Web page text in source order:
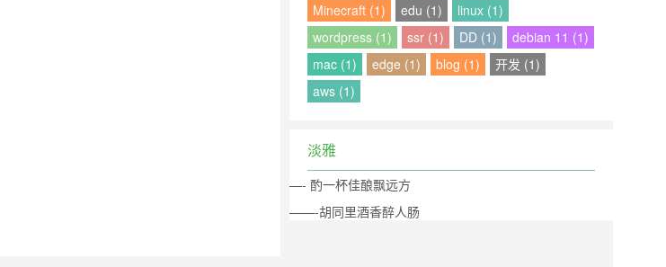
Minecraft (1)
edu (1)
linux (1)
wordpress (1)
ssr (1) DD (1)
debian 11 (1)
mac (1)
edge (1) blog (1)
开发 (1)
aws (1)
淡雅
—- 酌一杯佳酿飘远方
——-胡同里酒香醉人肠